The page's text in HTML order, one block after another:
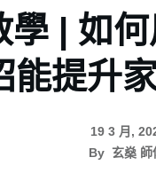
學 | 如
能提升
19 3 月,
By 玄燊 師